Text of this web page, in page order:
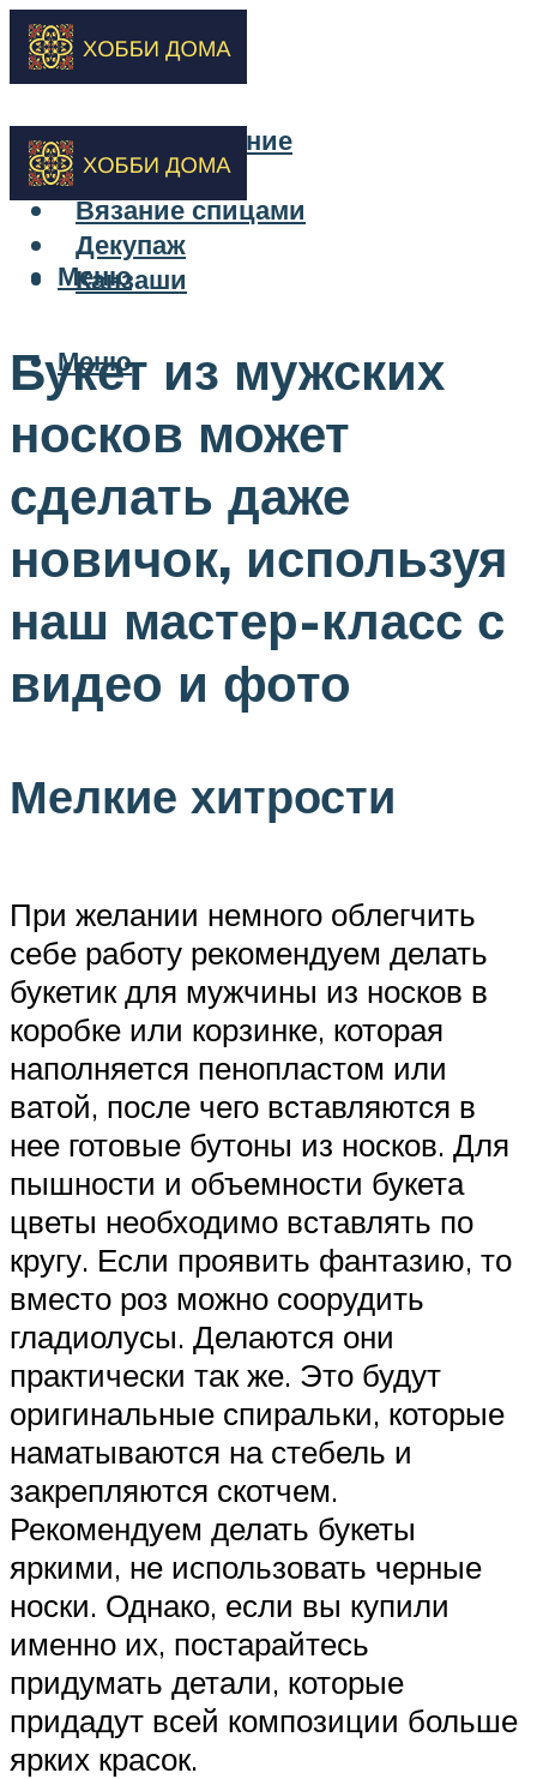
Бисероплетение
Вышивка
Вязание спицами
Декупаж
Канзаши
Меню
Меню
Букет из мужских
носков может
сделать даже
новичок, используя
наш мастер-класс с
видео и фото
Мелкие хитрости
При желании немного облегчить
себе работу рекомендуем делать
букетик для мужчины из носков в
коробке или корзинке, которая
наполняется пенопластом или
ватой, после чего вставляются в
нее готовые бутоны из носков. Для
пышности и объемности букета
цветы необходимо вставлять по
кругу. Если проявить фантазию, то
вместо роз можно соорудить
гладиолусы. Делаются они
практически так же. Это будут
оригинальные спиральки, которые
наматываются на стебель и
закрепляются скотчем.
Рекомендуем делать букеты
яркими, не использовать черные
носки. Однако, если вы купили
именно их, постарайтесь
придумать детали, которые
придадут всей композиции больше
ярких красок.